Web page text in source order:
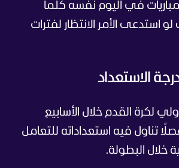
في اليوم نفسه كلما
استدعى الأمر الانتظار لفترات
الاستعداد
لكرة القدم خلال الأسابيع
تناول فيه استعداداته للتعامل
خلال البطولة.